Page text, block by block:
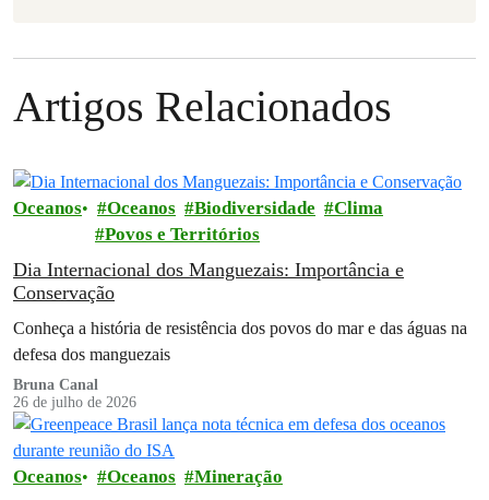
Artigos Relacionados
Oceanos Oceanos Biodiversidade
Clima
Povos e Territórios
Dia Internacional dos Manguezais: Importância e
Conservação
Conheça a história de resistência dos povos do mar e das águas na
defesa dos manguezais
Bruna Canal
26 de julho de 2026
Oceanos Oceanos Mineração